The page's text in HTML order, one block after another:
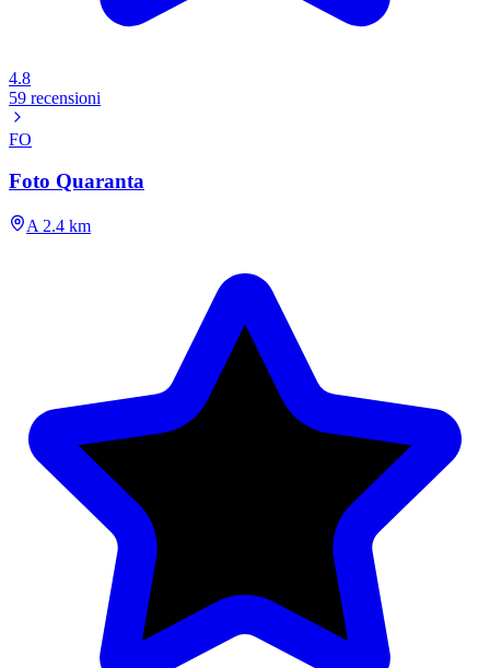
4.8
59 recensioni
FO
Foto Quaranta
A 2.4 km